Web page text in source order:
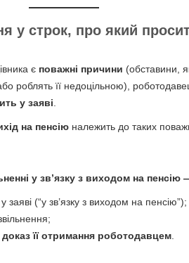
у строк, про який
є поважні причини (обставини,
її недоцільною),
у заяві
на пенсію належить до таких
у зв’язку з виходом на пенсію
заяві (“у зв’язку з виходом на пенсію”);
доказ її отримання роботодавцем